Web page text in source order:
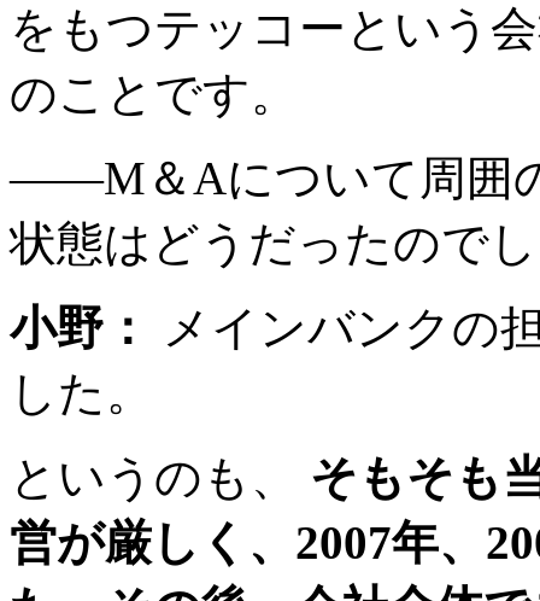
をもつテッコーという
のことです。
――M＆Aについて周囲
状態はどうだったので
小野：
メインバンクの
した。
というのも、 そもそも
営が厳しく、2007年、